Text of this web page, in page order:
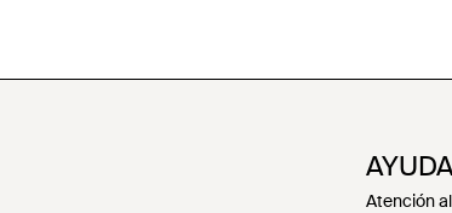
Atención